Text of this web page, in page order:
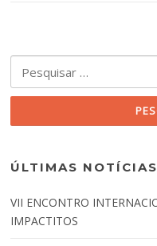
ÚLTIMAS
VII ENCONTRO
IMPACTITOS